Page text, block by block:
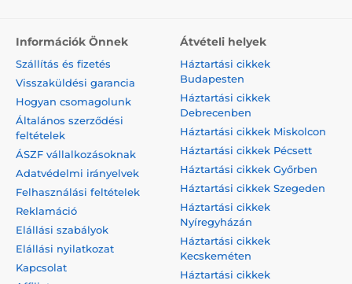
Információk Önnek
Szállítás és fizetés
Visszaküldési garancia
Hogyan csomagolunk
Általános szerződési
feltételek
ÁSZF vállalkozásoknak
Adatvédelmi irányelvek
Felhasználási feltételek
Reklamáció
Elállási szabályok
Elállási nyilatkozat
Kapcsolat
Átvételi helyek
Háztartási cikkek
Budapesten
Háztartási cikkek
Debrecenben
Háztartási cikkek Miskolcon
Háztartási cikkek Pécsett
Háztartási cikkek Győrben
Háztartási cikkek Szegeden
Háztartási cikkek
Nyíregyházán
Háztartási cikkek
Kecskeméten
Háztartási cikkek